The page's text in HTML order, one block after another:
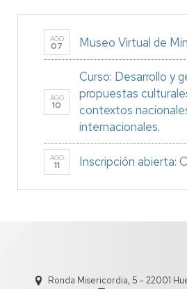
AGO
07 Museo Virtual de
AGO
10
Curso: Desarrollo y
propuestas
contextos
internacionales.
AGO
11 Inscripción abierta:
Ronda Misericordia, 5 - 22001